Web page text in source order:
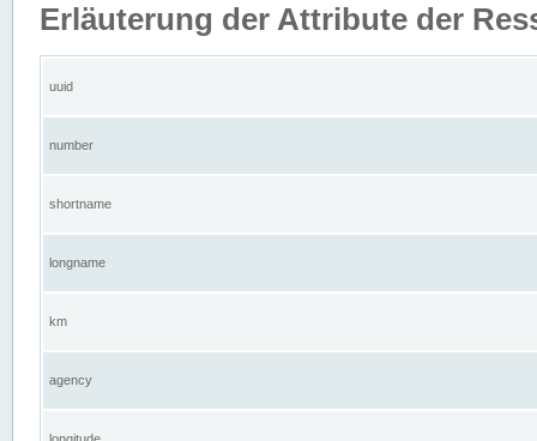
Erläuterung der Attribute der
uuid
number
shortname
longname
km
agency